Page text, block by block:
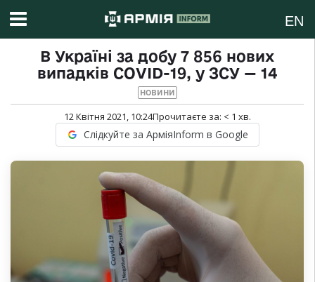
EN
В Україні за добу 7 856 нових
випадків COVID-19, у ЗСУ — 14
НОВИНИ
12 Квітня 2021, 10:24Прочитаєте за: < 1 хв.
Слідкуйте за АрміяInform в Google